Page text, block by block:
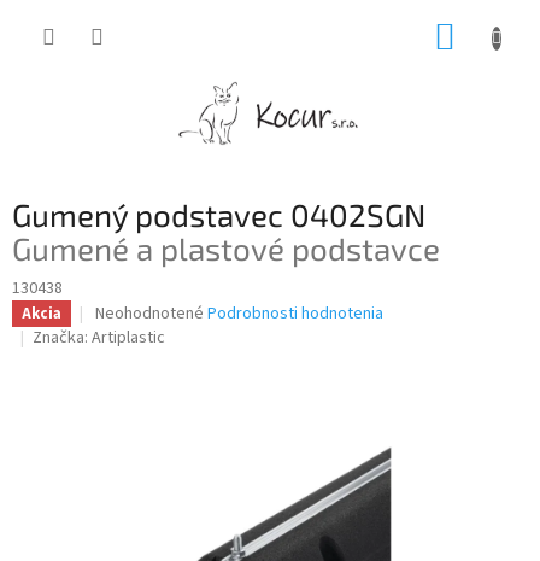
Gumený podstavec 0402SGN
Gumené a plastové podstavce
130438
Akcia
Priemerné
hodnotenie
Neohodnotené Podrobnosti hodnotenia
Značka: Artiplastic